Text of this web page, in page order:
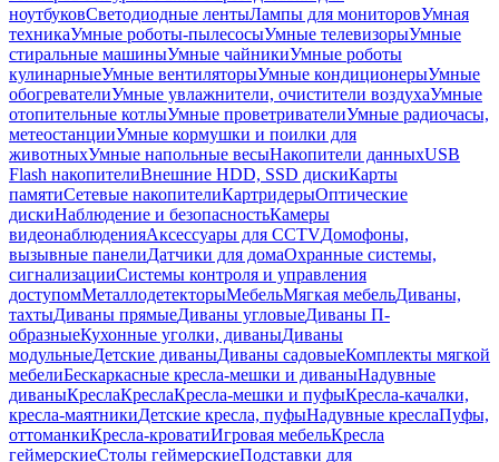
ноутбуковСветодиодные лентыЛампы для мониторовУмная
техникаУмные роботы-пылесосыУмные телевизорыУмные
стиральные машиныУмные чайникиУмные роботы
кулинарныеУмные вентиляторыУмные кондиционерыУмные
обогревателиУмные увлажнители, очистители воздухаУмные
отопительные котлыУмные проветривателиУмные радиочасы,
метеостанцииУмные кормушки и поилки для
животныхУмные напольные весыНакопители данныхUSB
Flash накопителиВнешние HDD, SSD дискиКарты
памятиСетевые накопителиКартридерыОптические
дискиНаблюдение и безопасностьКамеры
видеонаблюденияАксессуары для CCTVДомофоны,
вызывные панелиДатчики для домаОхранные системы,
сигнализацииСистемы контроля и управления
доступомМеталлодетекторыМебельМягкая мебельДиваны,
тахтыДиваны прямыеДиваны угловыеДиваны П-
образныеКухонные уголки, диваныДиваны
модульныеДетские диваныДиваны садовыеКомплекты мягкой
мебелиБескаркасные кресла-мешки и диваныНадувные
диваныКреслаКреслаКресла-мешки и пуфыКресла-качалки,
кресла-маятникиДетские кресла, пуфыНадувные креслаПуфы,
оттоманкиКресла-кроватиИгровая мебельКресла
геймерскиеСтолы геймерскиеПодставки для